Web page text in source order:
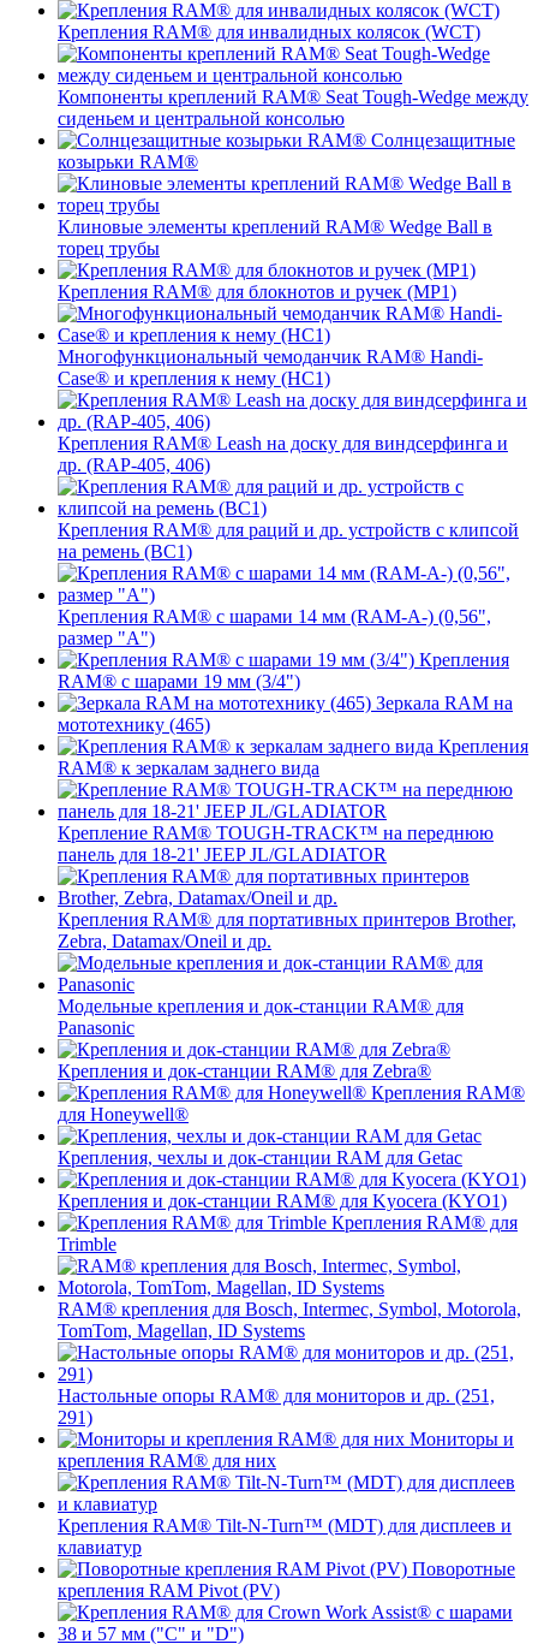
Крепления RAM® для инвалидных колясок (WCT)
Компоненты креплений RAM® Seat Tough-Wedge между
сиденьем и центральной консолью
Солнцезащитные
козырьки RAM®
Клиновые элементы креплений RAM® Wedge Ball в
торец трубы
Крепления RAM® для блокнотов и ручек (MP1)
Многофункциональный чемоданчик RAM® Handi-
Case® и крепления к нему (HC1)
Крепления RAM® Leash на доску для виндсерфинга и
др. (RAP-405, 406)
Крепления RAM® для раций и др. устройств с клипсой
на ремень (BC1)
Крепления RAM® с шарами 14 мм (RAM-A-) (0,56",
размер "A")
Крепления
RAM® с шарами 19 мм (3/4")
Зеркала RAM на
мототехнику (465)
Крепления
RAM® к зеркалам заднего вида
Крепление RAM® TOUGH-TRACK™ на переднюю
панель для 18-21' JEEP JL/GLADIATOR
Крепления RAM® для портативных принтеров Brother,
Zebra, Datamax/Oneil и др.
Модельные крепления и док-станции RAM® для
Panasonic
Крепления и док-станции RAM® для Zebra®
Крепления RAM®
для Honeywell®
Крепления, чехлы и док-станции RAM для Getac
Крепления и док-станции RAM® для Kyocera (KYO1)
Крепления RAM® для
Trimble
RAM® крепления для Bosch, Intermec, Symbol, Motorola,
TomTom, Magellan, ID Systems
Настольные опоры RAM® для мониторов и др. (251,
291)
Мониторы и
крепления RAM® для них
Крепления RAM® Tilt-N-Turn™ (MDT) для дисплеев и
клавиатур
Поворотные
крепления RAM Pivot (PV)